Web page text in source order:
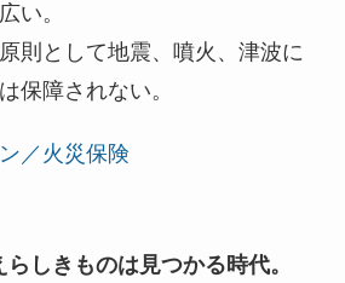
い。
則として地震、噴火、津波に
保障されない。
／火災保険
しきものは見つかる時代。